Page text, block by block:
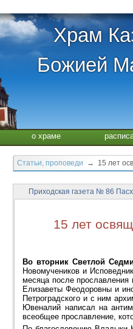
Храм
Божией
о храме
Статьи, проповеди → 15 лет
Приходская газета № 86
15 лет
Во вторник Светлой
Новомучеников и
месяца после прославления
Елизаветы Феодоровны и
Петроградского и с ним
Ювеналий написал на
всеобщее прославление,